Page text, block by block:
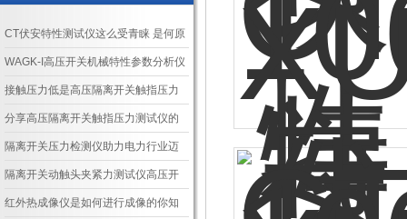
CT伏安特性测试仪这么受青睐 是何原
因
WAGK-I高压开关机械特性参数分析仪
技术参数
接触压力低是高压隔离开关触指压力
测试仪触指故障的罪魁祸首
分享高压隔离开关触指压力测试仪的
测量指导
隔离开关压力检测仪助力电力行业迈
向智能化新时代
隔离开关动触头夹紧力测试仪高压开
关“安全脉搏”的精准守护者
红外热成像仪是如何进行成像的你知